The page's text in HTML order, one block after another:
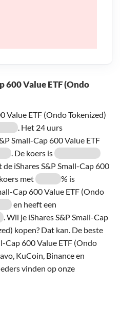
600 Value ETF (Ondo
Value ETF (Ondo Tokenized)
. Het 24 uurs
Small-Cap 600 Value ETF
. De koers is
iShares S&P Small-Cap 600
met
% is
Cap 600 Value ETF (Ondo
en heeft een
. Wil je iShares S&P Small-Cap
kopen? Dat kan. De beste
Cap 600 Value ETF (Ondo
KuCoin, Binance en
vinden op onze